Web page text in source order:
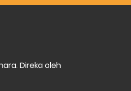
Direka oleh